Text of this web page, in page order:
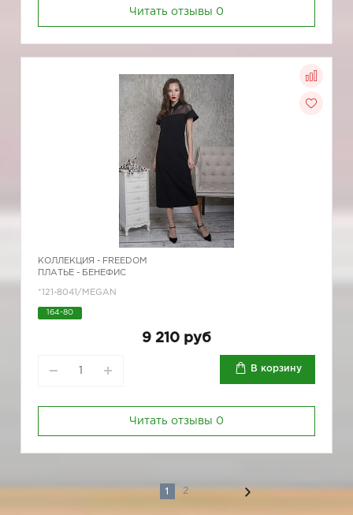
Читать отзывы 0
КОЛЛЕКЦИЯ - FREEDOM
ПЛАТЬЕ - БЕНЕФИС
*121-8041/MEGAN
164-80
9 210 руб
В корзину
Читать отзывы 0
1 2